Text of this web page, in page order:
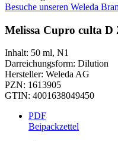
Besuche unseren Weleda
Melissa Cupro culta D
Inhalt: 50 ml, N1
Darreichungsform: Dilution
Hersteller: Weleda AG
PZN: 1613905
GTIN: 4001638049450
PDF
Beipackzettel